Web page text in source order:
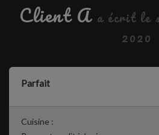
Client A a écrit le
2020
Parfait
Cuisine :